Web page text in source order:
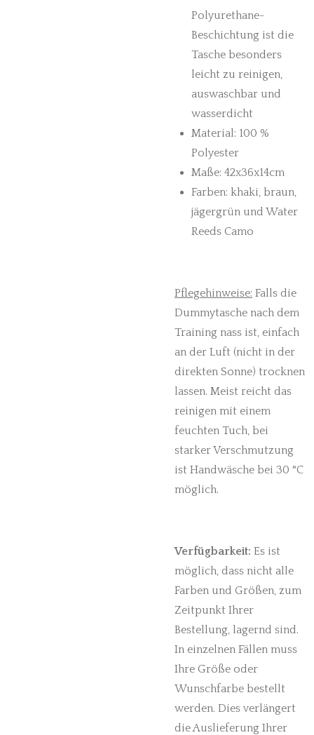
Polyurethane-
Beschichtung ist die
Tasche besonders
leicht zu reinigen,
auswaschbar und
wasserdicht
Material: 100 %
Polyester
Maße: 42x36x14cm
Farben: khaki, braun,
jägergrün und Water
Reeds Camo
Pflegehinweise: Falls die
Dummytasche nach dem
Training nass ist, einfach
an der Luft (nicht in der
direkten Sonne) trocknen
lassen. Meist reicht das
reinigen mit einem
feuchten Tuch, bei
starker Verschmutzung
ist Handwäsche bei 30 °C
möglich.
Verfügbarkeit: Es ist
möglich, dass nicht alle
Farben und Größen, zum
Zeitpunkt Ihrer
Bestellung, lagernd sind.
In einzelnen Fällen muss
Ihre Größe oder
Wunschfarbe bestellt
werden. Dies verlängert
die Auslieferung Ihrer